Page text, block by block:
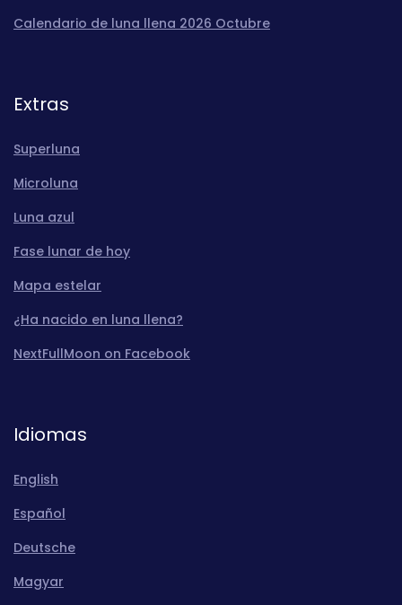
Calendario de luna llena 2026 Octubre
Extras
Superluna
Microluna
Luna azul
Fase lunar de hoy
Mapa estelar
¿Ha nacido en luna llena?
NextFullMoon on Facebook
Idiomas
English
Español
Deutsche
Magyar